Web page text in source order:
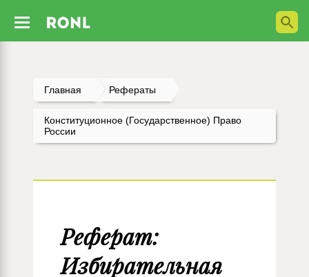
Главная Рефераты
Конституционное (государственное) Право
России
Реферат:
Избирательная